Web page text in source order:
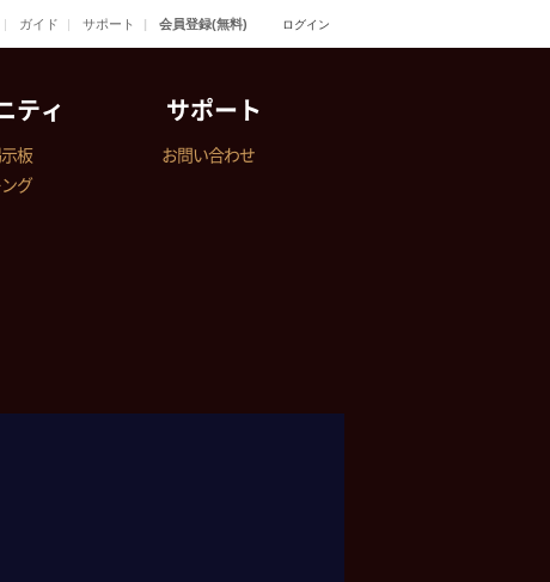
ガイド サポート 会員登録(無料) ログイン
ティ
板
グ
サポート
お問い合わせ